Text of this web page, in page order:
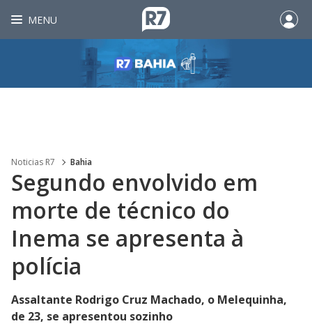
MENU
Noticias R7 Bahia
Segundo envolvido em
morte de técnico do
Inema se apresenta à
polícia
Assaltante Rodrigo Cruz Machado, o Melequinha,
de 23, se apresentou sozinho